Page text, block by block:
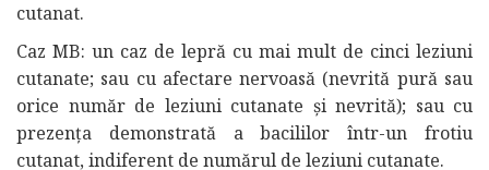
cutanat.
Caz MB: un caz de lepră cu mai mult de cinci leziuni
cutanate; sau cu afectare nervoasă (nevrită pură sau
orice număr de leziuni cutanate și nevrită); sau cu
prezența demonstrată a bacililor într-un frotiu
cutanat, indiferent de numărul de leziuni cutanate.